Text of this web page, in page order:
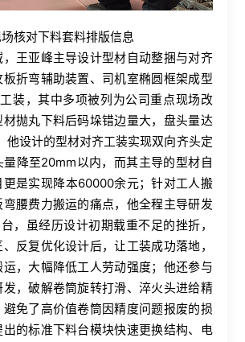
核对下料套料排版信息
王亚峰主导设计型材自动整捆与对齐
折弯辅助装置、司机室椭圆框架成型
装，其中多项被列为公司重点现场改
抛丸下料后码垛错边量大，盘头量达
他设计的型材对齐工装实现双向齐头定
降至20mm以内，而其主导的型材自
更是实现降本60000余元；针对工人搬
腰费力搬运的痛点，他全程主导研发
，虽经历设计初期载重不足的挫折，
反复优化设计后，让工装成功落地，
，大幅降低工人劳动强度；他还参与
，破解卷筒旋转打滑、淬火头进给精
免了高价值卷筒因精度问题报废的损
的标准下料台模块快速更换结构、电